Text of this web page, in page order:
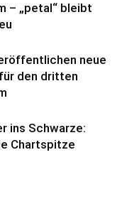
– „petal“ bleibt
neue
den dritten
ins Schwarze:
Chartspitze